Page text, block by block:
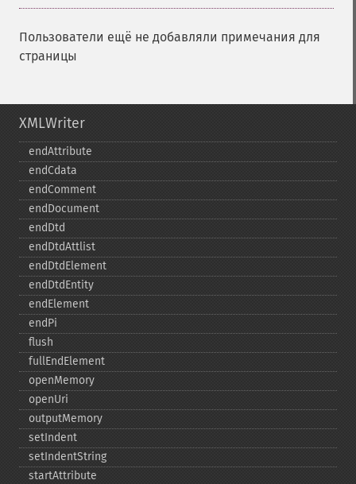
Пользователи ещё не добавляли примечания для
страницы
XMLWriter
endAttribute
endCdata
endComment
endDocument
endDtd
endDtdAttlist
endDtdElement
endDtdEntity
endElement
endPi
flush
fullEndElement
openMemory
openUri
outputMemory
setIndent
setIndentString
startAttribute